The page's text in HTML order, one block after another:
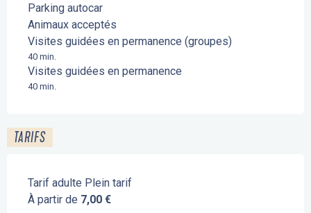
Parking autocar
Animaux acceptés
Visites guidées en permanence (groupes)
40 min.
Visites guidées en permanence
40 min.
TARIFS
Tarif adulte Plein tarif
À partir de 7,00 €